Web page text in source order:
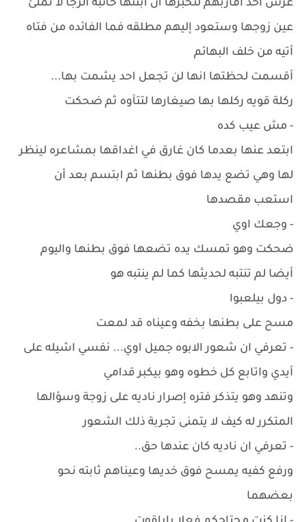
عرس أحد اقاربهم لتخبرها ان ابنتها خائبه الرجا لا تملئ
عين زوجها وستعود إليهم مطلقه فما الفائده من فتاه
أتيه من خلف البهائم
أقسمت لحظتها انها لن تجعل احد يشمت بها...
ركلة قويه ركلها بها صيغارها لتتآوه ثم ضحكت
- مش عيب كده
ابتعد عنها بعدما كان غارق في اغداقها بمشاعره لينظر
لها وهي تضع يدها فوق بطنها ثم ابتسم بعد أن
استعب مقصدها
- وجعك اوي
ضحكت وهو تمسك يده تضعها فوق بطنها واليوم
أيضا لم تنتبه لحديثها كما لم ينتبه هو
- دول بيلعبوا
مسح على بطنها بخفه وعيناه قد لمعت
- تعرفي ان شعور الابوه جميل اوي... نفسي اشيله على
أيدي واتابع كل خطوه وهو بيكبر قدامي
وتنهد وهو يتذكر فتره إصرار ناديه على زوجة وسؤالها
المتكرر له كيف لا يتمنى تجربة ذلك الشعور
- تعرفي ان ناديه كان عندها حق..
ورفع كفيه يمسح فوق خديها وعيناهم ثابته نحو
بعضهما